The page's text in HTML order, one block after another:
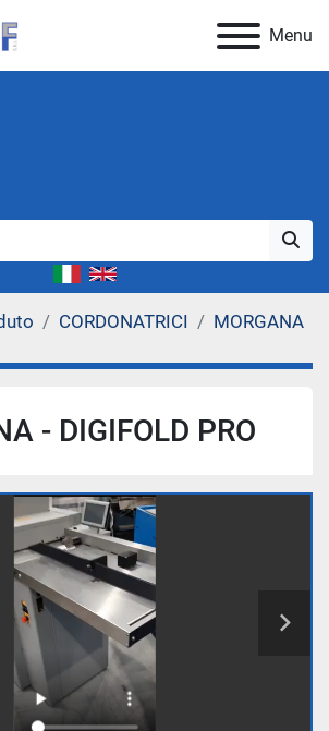
Menu
CORDONATRICI
MORGANA
- DIGIFOLD PRO